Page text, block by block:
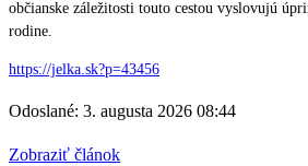
občianske záležitosti touto cestou vyslovujú
rodine.
https://jelka.sk?p=43456
Odoslané: 3. augusta 2026 08:44
Zobraziť článok